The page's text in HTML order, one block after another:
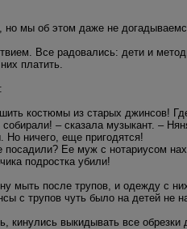
но мы об этом даже не
Все радовались: дети и
платить.
костюмы из старых джинсов!
– сказала музыкант. –
ничего, еще пригодятся!
Ее муж с нотариусом
подростка убили!
мыть после трупов, и одежду с
с трупов чуть было на детей не
кинулись выкидывать все